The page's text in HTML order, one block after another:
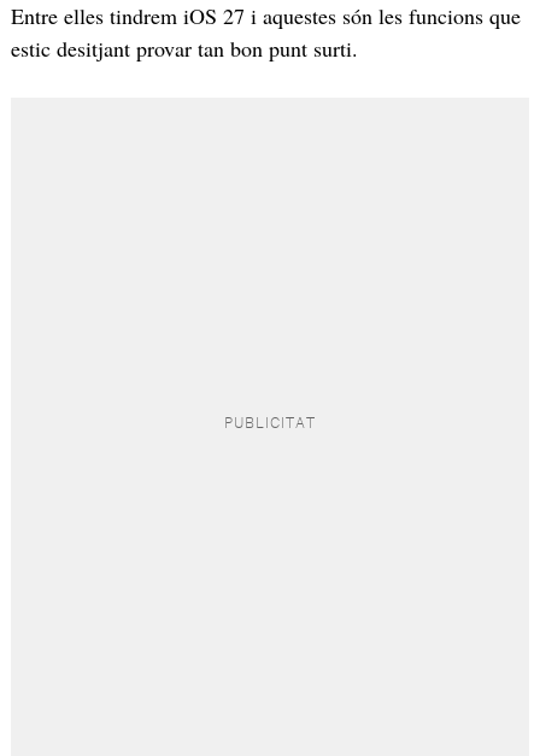
Entre elles tindrem iOS 27 i aquestes són les funcions que
estic desitjant provar tan bon punt surti.